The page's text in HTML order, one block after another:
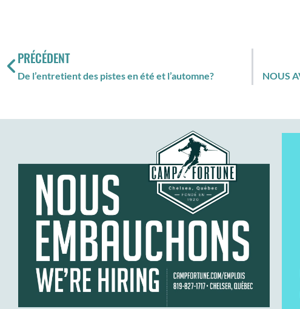
PRÉCÉDENT
De l’entretient des pistes en été et l’automne?